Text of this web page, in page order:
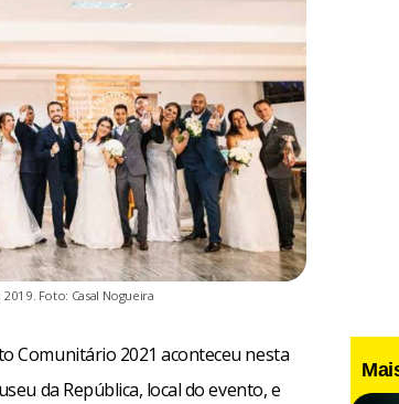
Foto: Casal Nogueira
Comunitário 2021 aconteceu nesta
da República, local do evento, e